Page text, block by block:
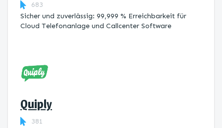
683
Sicher und zuverlässig: 99,999 % Erreichbarkeit für
Cloud Telefonanlage und Callcenter Software
Quiply
381